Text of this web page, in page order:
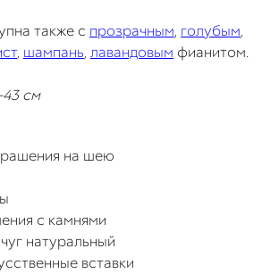
также с прозрачным, голубым,
, шампань, лавандовым фианитом.
см
на шею
с камнями
натуральный
вставки